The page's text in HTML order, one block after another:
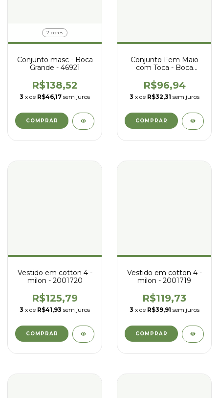
2 cores
Conjunto masc - Boca
Grande - 46921
R$138,52
3 x de R$46,17 sem juros
COMPRAR
Conjunto Fem Maio
com Toca - Boca
R$96,94
3 x de R$32,31 sem juros
COMPRAR
Vestido em cotton 4 -
milon - 2001720
R$125,79
3 x de R$41,93 sem juros
COMPRAR
Vestido em cotton 4 -
milon - 2001719
R$119,73
3 x de R$39,91 sem juros
COMPRAR